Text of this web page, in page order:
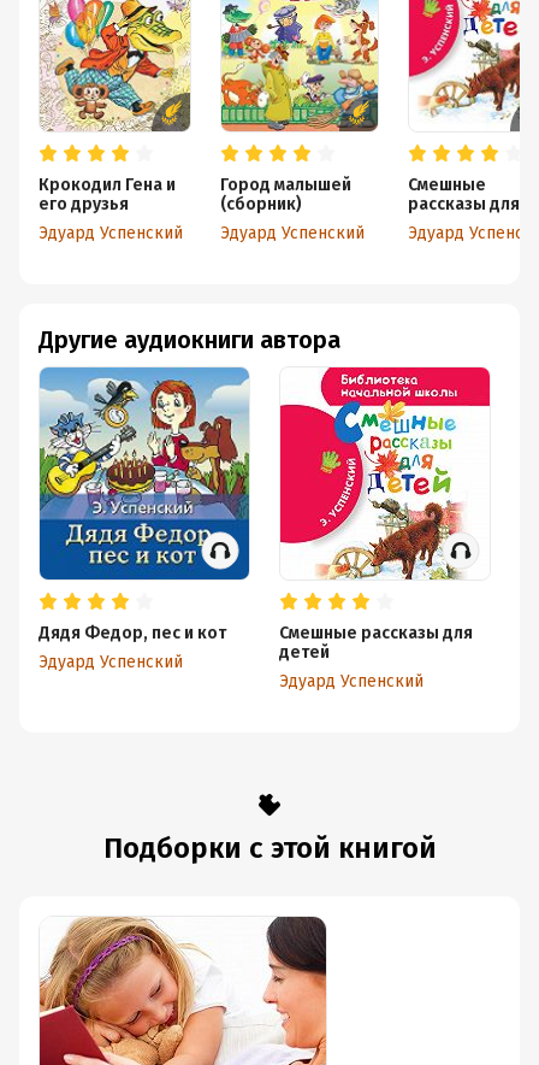
Крокодил Гена и
его друзья
Эдуард Успенский
Город малышей
(сборник)
Эдуард Успенский
Смешные
рассказы для
детей
Другие аудиокниги автора
Дядя Федор, пес и кот
Эдуард Успенский
Смешные рассказы для
детей
Эдуард Успенский
Подборки с этой книгой